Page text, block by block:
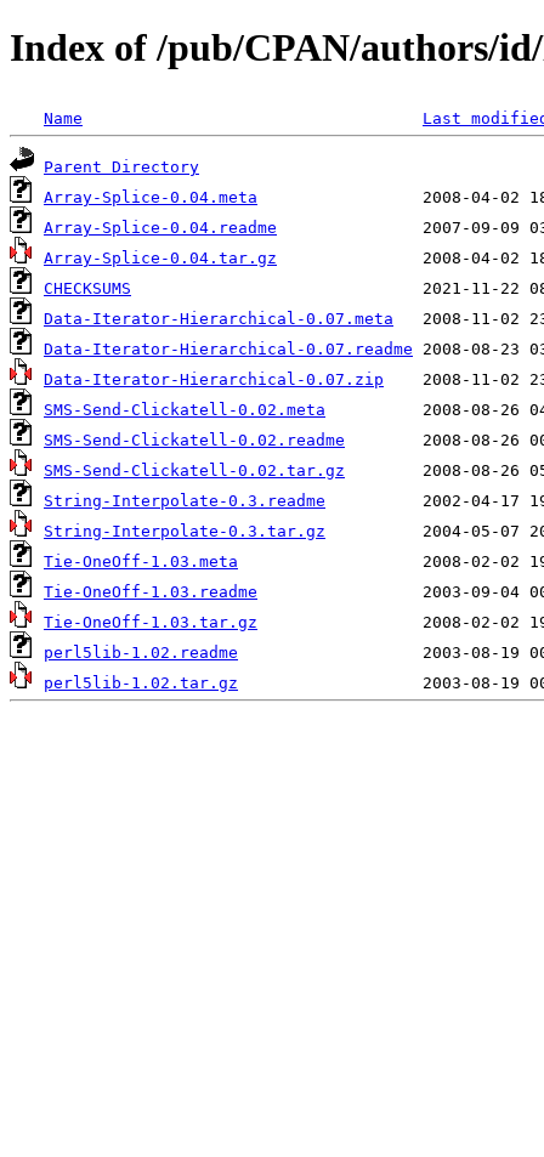
Index of /pub/CPAN/authors/
Name Last
Parent Directory
Array-Splice-0.04.meta
Array-Splice-0.04.readme
Array-Splice-0.04.tar.gz
CHECKSUMS
Data-Iterator-Hierarchical-0.07.meta
Data-Iterator-Hierarchical-0.07.readme
Data-Iterator-Hierarchical-0.07.zip
SMS-Send-Clickatell-0.02.meta
SMS-Send-Clickatell-0.02.readme
SMS-Send-Clickatell-0.02.tar.gz
String-Interpolate-0.3.readme
String-Interpolate-0.3.tar.gz
Tie-OneOff-1.03.meta
Tie-OneOff-1.03.readme
Tie-OneOff-1.03.tar.gz
perl5lib-1.02.readme
perl5lib-1.02.tar.gz